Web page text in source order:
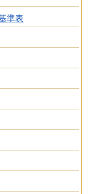
準表